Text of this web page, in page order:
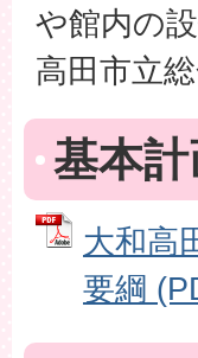
や館内の
高田市立
基本
大和高
要綱